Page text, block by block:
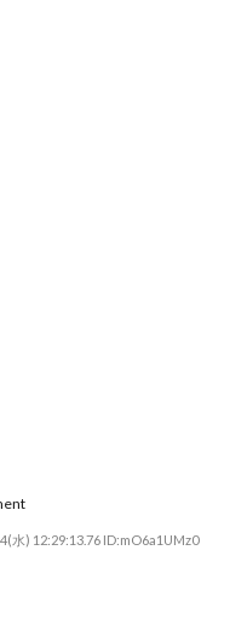
水) 12:29:13.76 ID:mO6a1UMz0